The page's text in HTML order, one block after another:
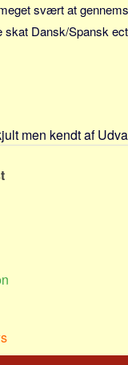
svært at
skat Dansk/Spansk
men kendt af